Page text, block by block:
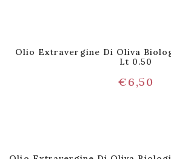
Olio Extravergine Di Oliva
Lt 0.50
€6,50